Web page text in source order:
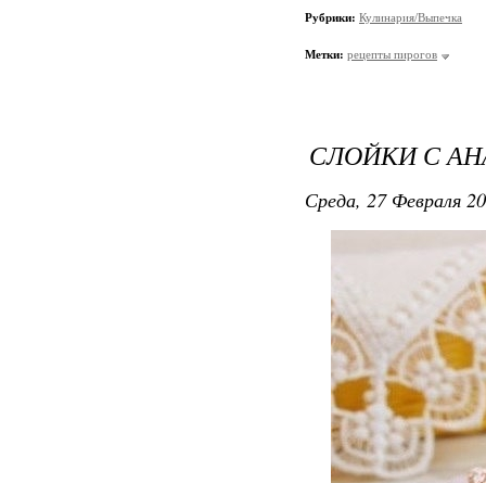
Рубрики: Кулинария/Выпечка
Метки: рецепты пирогов
СЛОЙКИ С
Среда, 27 Февраля